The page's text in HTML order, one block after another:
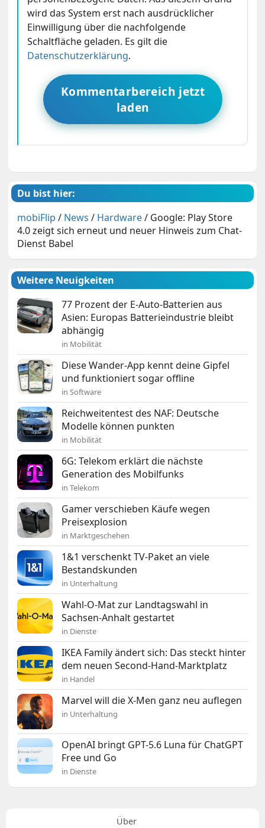
wird das System erst nach ausdrücklicher
Einwilligung über die nachfolgende
Schaltfläche geladen. Es gilt die
Datenschutzerklärung.
Kommentarbereich jetzt
laden
Du bist hier:
mobiFlip / News / Hardware/ Google: Play Store
4.0 zeigt sich erneut und neuer Hinweis zum Chat-
Dienst Babel
Weitere Neuigkeiten
77 Prozent der E-Auto-Batterien aus
Asien: Europas Batterieindustrie bleibt
abhängig
in Mobilität
Diese Wander-App kennt deine Gipfel
und funktioniert sogar offline
in Software
Reichweitentest des NAF: Deutsche
Modelle können punkten
in Mobilität
6G: Telekom erklärt die nächste
Generation des Mobilfunks
in Telekom
Gamer verschieben Käufe wegen
Preisexplosion
in Marktgeschehen
1&1 verschenkt TV-Paket an viele
Bestandskunden
in Unterhaltung
Wahl-O-Mat zur Landtagswahl in
Sachsen-Anhalt gestartet
in Dienste
IKEA Family ändert sich: Das steckt hinter
dem neuen Second-Hand-Marktplatz
in Handel
Marvel will die X-Men ganz neu auflegen
in Unterhaltung
OpenAI bringt GPT-5.6 Luna für ChatGPT
Free und Go
in Dienste
Über